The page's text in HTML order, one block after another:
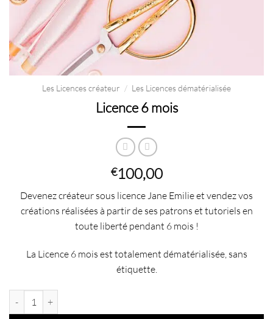
Les Licences créateur / Les Licences dématérialisée
Licence 6 mois
€100,00
Devenez créateur sous licence Jane Emilie et vendez vos
créations réalisées à partir de ses patrons et tutoriels en
toute liberté pendant 6 mois !
La Licence 6 mois est totalement dématérialisée, sans
étiquette.